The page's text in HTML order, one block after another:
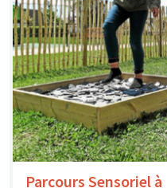
Parcours Sensoriel à